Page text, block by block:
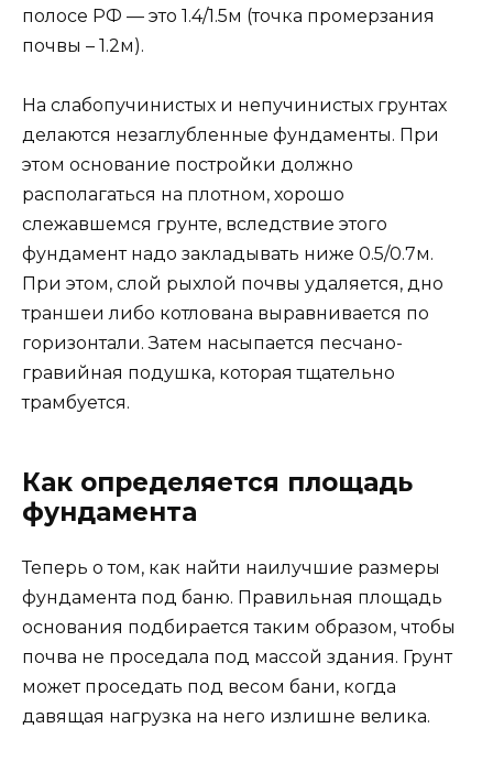
полосе РФ — это 1.4/1.5м (точка промерзания
почвы – 1.2м).
На слабопучинистых и непучинистых грунтах
делаются незаглубленные фундаменты. При
этом основание постройки должно
располагаться на плотном, хорошо
слежавшемся грунте, вследствие этого
фундамент надо закладывать ниже 0.5/0.7м.
При этом, слой рыхлой почвы удаляется, дно
траншеи либо котлована выравнивается по
горизонтали. Затем насыпается песчано-
гравийная подушка, которая тщательно
трамбуется.
Как определяется площадь
фундамента
Теперь о том, как найти наилучшие размеры
фундамента под баню. Правильная площадь
основания подбирается таким образом, чтобы
почва не проседала под массой здания. Грунт
может проседать под весом бани, когда
давящая нагрузка на него излишне велика.